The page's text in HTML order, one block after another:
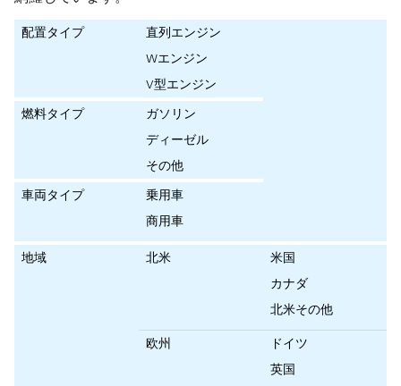
配置タイプ
直列エンジン
Wエンジン
V型エンジン
燃料タイプ
ガソリン
ディーゼル
その他
車両タイプ
乗用車
商用車
地域 北米
米国
カナダ
北米その他
欧州
ドイツ
英国